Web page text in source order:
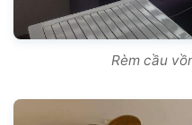
Rèm cầu